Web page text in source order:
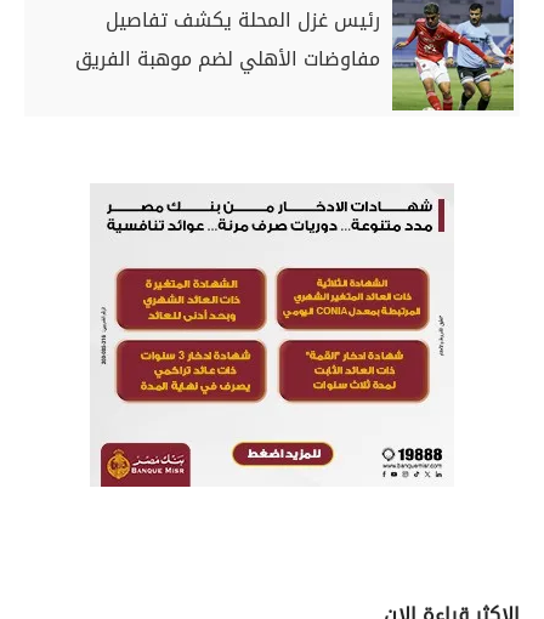
رئيس غزل المحلة يكشف تفاصيل
مفاوضات الأهلي لضم موهبة الفريق